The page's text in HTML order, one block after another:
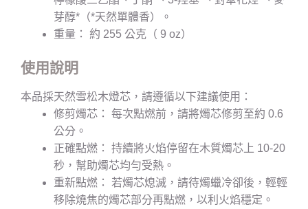
芽醇*（*天然單體香）。
重量： 約 255 公克（ 9 oz）
使用說明
本品採天然雪松木燈芯，請遵循以下建議使用：
修剪燭芯： 每次點燃前，請將燭芯修剪至約 0.6
公分。
正確點燃： 持續將火焰停留在木質燭芯上 10-20
秒，幫助燭芯均勻受熱。
重新點燃： 若燭芯熄滅，請待燭蠟冷卻後，輕輕
移除燒焦的燭芯部分再點燃，以利火焰穩定。